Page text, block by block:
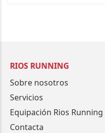
RIOS RUNNING
Sobre nosotros
Servicios
Equipación Rios Running
Contacta